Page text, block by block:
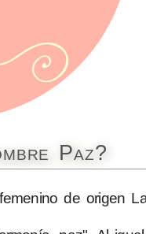
Paz?
de origen